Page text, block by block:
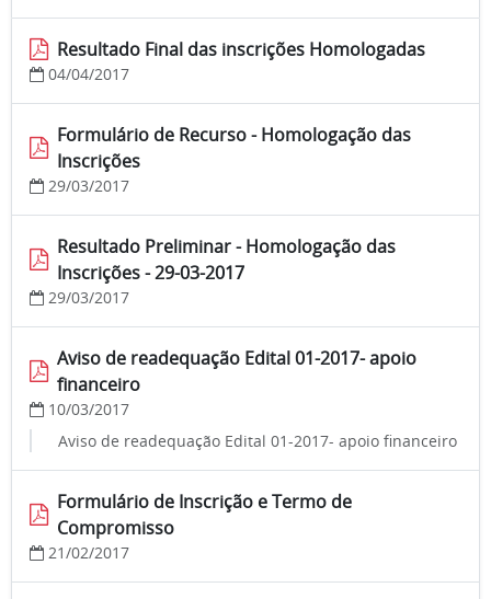
Resultado Final das inscrições Homologadas
04/04/2017
Formulário de Recurso - Homologação das
Inscrições
29/03/2017
Resultado Preliminar - Homologação das
Inscrições - 29-03-2017
29/03/2017
Aviso de readequação Edital 01-2017- apoio
financeiro
10/03/2017
Aviso de readequação Edital 01-2017- apoio financeiro
Formulário de Inscrição e Termo de
Compromisso
21/02/2017